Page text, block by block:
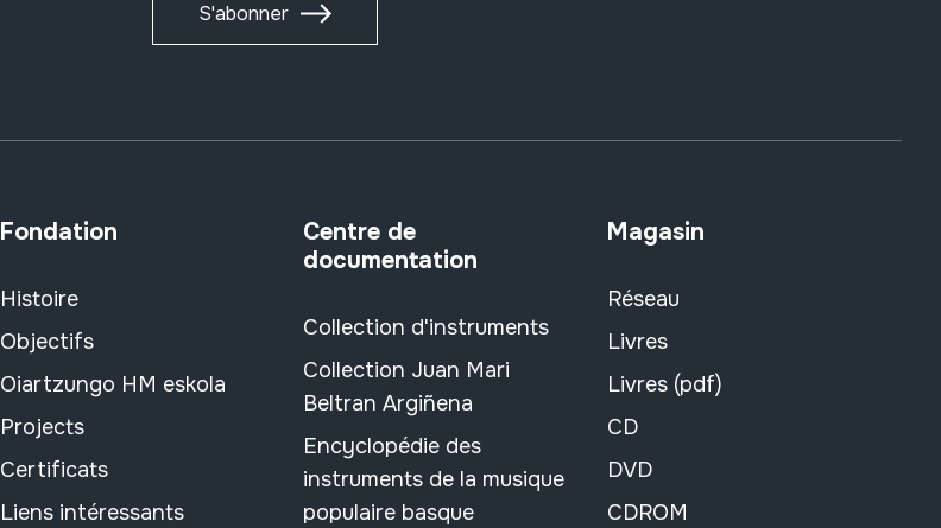
S'abonner
Fondation
Histoire
Objectifs
Oiartzungo HM eskola
Projects
Certificats
Liens intéressants
Centre de
documentation
Collection d'instruments
Collection Juan Mari
Beltran Argiñena
Encyclopédie des
instruments de la musique
populaire basque
Magasin
Réseau
Livres
Livres (pdf)
CD
DVD
CDROM